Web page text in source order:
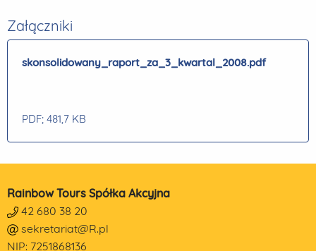
Załączniki
skonsolidowany_raport_za_3_kwartal_2008.pdf
PDF; 481,7 KB
Rainbow Tours Spółka Akcyjna
42 680 38 20
sekretariat@R.pl
NIP: 7251868136